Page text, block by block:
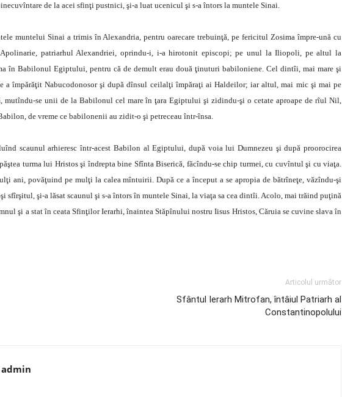
de la acei sfinţi pustnici, şi-a luat ucenicul şi s-a întors la muntele Sinai.
muntelui Sinai a trimis în Alexandria, pentru oarecare trebuinţă, pe fericitul Zosima împre-ună cu
patriarhul Alexandriei, oprindu-i, i-a hirotonit episcopi; pe unul la Iliopoli, pe altul la
în Babilonul Egiptului, pentru că de demult erau două ţinuturi babiloniene. Cel dintîi, mai mare şi
a împărăţit Nabucodonosor şi după dînsul ceilalţi împăraţi ai Haldeilor; iar altul, mai mic şi mai pe
mutîndu-se unii de la Babilonul cel mare în ţara Egiptului şi zidindu-şi o cetate aproape de rîul Nil,
de vreme ce babilonenii au zidit-o şi petreceau într-însa.
scaunul arhieresc într-acest Babilon al Egiptului, după voia lui Dumnezeu şi după proorocirea
turma lui Hristos şi îndrepta bine Sfînta Biserică, făcîndu-se chip turmei, cu cuvîntul şi cu viaţa.
ani, povăţuind pe mulţi la calea mîntuirii. După ce a început a se apropia de bătrîneţe, văzîndu-şi
sfîrşitul, şi-a lăsat scaunul şi s-a întors în muntele Sinai, la viaţa sa cea dintîi. Acolo, mai trăind puţină
şi a stat în ceata Sfinţilor Ierarhi, înaintea Stăpînului nostru Iisus Hristos, Căruia se cuvine slava în
Articolul următor
Sfântul Ierarh Mitrofan, întâiul Patriarh al
Constantinopolului
admin